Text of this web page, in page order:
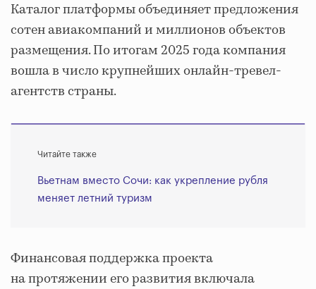
Каталог платформы объединяет предложения
сотен авиакомпаний и миллионов объектов
размещения. По итогам 2025 года компания
вошла в число крупнейших онлайн‐тревел‐
агентств страны.
Читайте также
Вьетнам вместо Сочи: как укрепление рубля
меняет летний туризм
Финансовая поддержка проекта
на протяжении его развития включала